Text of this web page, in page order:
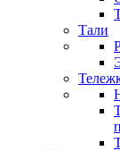
Тали